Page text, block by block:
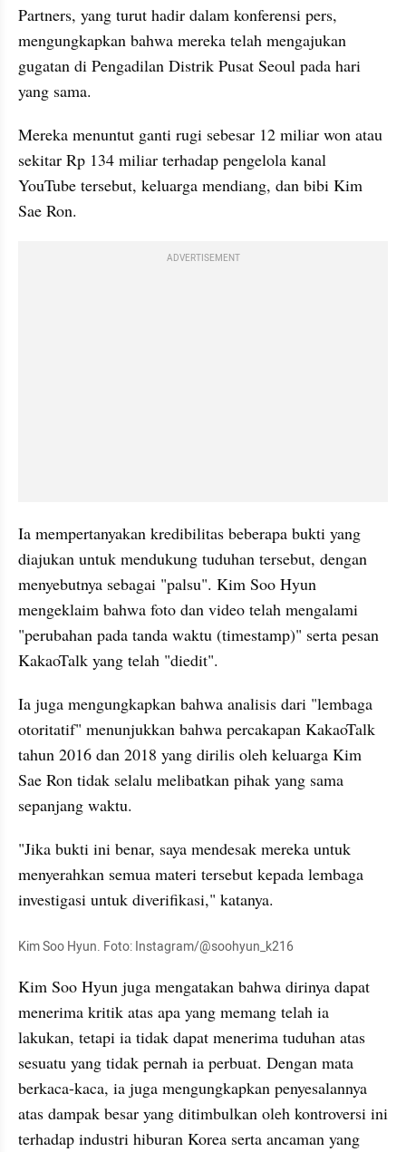
Partners, yang turut hadir dalam konferensi pers,
mengungkapkan bahwa mereka telah mengajukan
gugatan di Pengadilan Distrik Pusat Seoul pada hari
yang sama.
Mereka menuntut ganti rugi sebesar 12 miliar won atau
sekitar Rp 134 miliar terhadap pengelola kanal
YouTube tersebut, keluarga mendiang, dan bibi Kim
Sae Ron.
ADVERTISEMENT
Ia mempertanyakan kredibilitas beberapa bukti yang
diajukan untuk mendukung tuduhan tersebut, dengan
menyebutnya sebagai "palsu". Kim Soo Hyun
mengeklaim bahwa foto dan video telah mengalami
"perubahan pada tanda waktu (timestamp)" serta pesan
KakaoTalk yang telah "diedit".
Ia juga mengungkapkan bahwa analisis dari "lembaga
otoritatif" menunjukkan bahwa percakapan KakaoTalk
tahun 2016 dan 2018 yang dirilis oleh keluarga Kim
Sae Ron tidak selalu melibatkan pihak yang sama
sepanjang waktu.
"Jika bukti ini benar, saya mendesak mereka untuk
menyerahkan semua materi tersebut kepada lembaga
investigasi untuk diverifikasi," katanya.
Kim Soo Hyun. Foto: Instagram/@soohyun_k216
Kim Soo Hyun juga mengatakan bahwa dirinya dapat
menerima kritik atas apa yang memang telah ia
lakukan, tetapi ia tidak dapat menerima tuduhan atas
sesuatu yang tidak pernah ia perbuat. Dengan mata
berkaca-kaca, ia juga mengungkapkan penyesalannya
atas dampak besar yang ditimbulkan oleh kontroversi ini
terhadap industri hiburan Korea serta ancaman yang